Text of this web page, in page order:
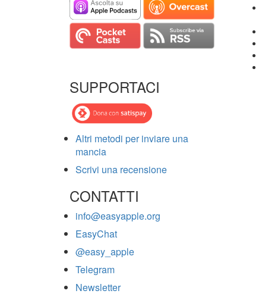
SUPPORTACI
Altri metodi per inviare una
mancia
Scrivi una recensione
CONTATTI
info@easyapple.org
EasyChat
@easy_apple
Telegram
Newsletter